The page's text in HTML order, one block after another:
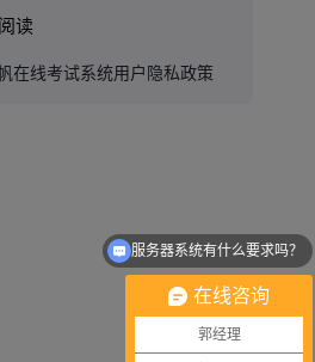
读
在线考试系统用户隐私政策
在线咨询
郭经理
可以介绍下你们的产品么？